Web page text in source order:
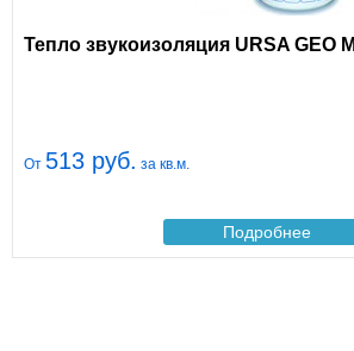
Тепло звукоизоляция URSA GEO
От 513 руб. за кв.м.
Подробнее